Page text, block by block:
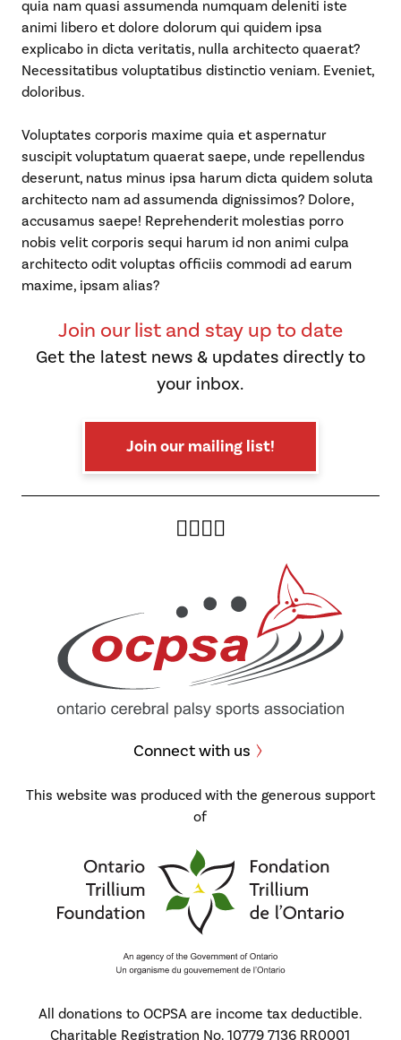
quia nam quasi assumenda numquam deleniti iste
animi libero et dolore dolorum qui quidem ipsa
explicabo in dicta veritatis, nulla architecto quaerat?
Necessitatibus voluptatibus distinctio veniam. Eveniet,
doloribus.
Voluptates corporis maxime quia et aspernatur
suscipit voluptatum quaerat saepe, unde repellendus
deserunt, natus minus ipsa harum dicta quidem soluta
architecto nam ad assumenda dignissimos? Dolore,
accusamus saepe! Reprehenderit molestias porro
nobis velit corporis sequi harum id non animi culpa
architecto odit voluptas officiis commodi ad earum
maxime, ipsam alias?
Join our list and stay up to date
Get the latest news & updates directly to
your inbox.
Join our mailing list!
Twitter
Facebook
Instagram
Connect with us
This website was produced with the generous support
of
All donations to OCPSA are income tax deductible.
Charitable Registration No. 10779 7136 RR0001